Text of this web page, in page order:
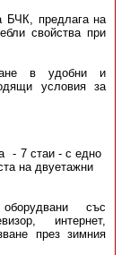
БЧК, предлага на
свойства при
в удобни и
условия за
7 стаи - с едно
на двуетажни
със
интернет,
през зимния